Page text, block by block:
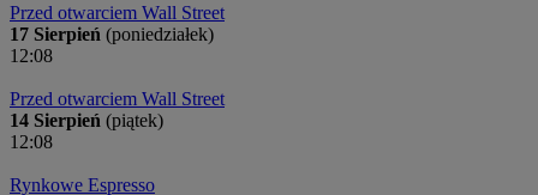
Przed otwarciem Wall Street
17 Sierpień (poniedziałek)
12:08
Przed otwarciem Wall Street
14 Sierpień (piątek)
12:08
Rynkowe Espresso